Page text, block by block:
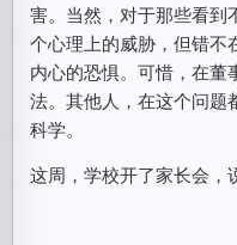
害。当然，对于那些看到
个心理上的威胁，但错不
内心的恐惧。可惜，在董
法。其他人，在这个问题
科学。
这周，学校开了家长会，